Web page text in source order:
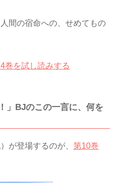
間の宿命への、せめてもの
巻を試し読みする
」BJのこの一言に、何を
が登場するのが、 第10巻